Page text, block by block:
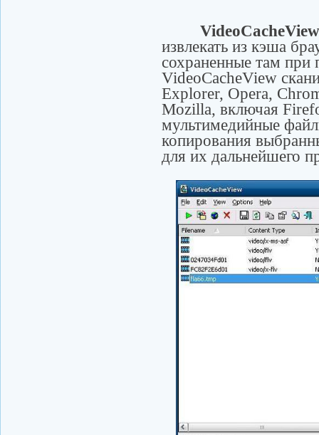
VideoCacheView
извлекать из кэша
сохраненные там при
VideoCacheView
Explorer, Opera,
Mozilla, включая
мультимедийные
копирования
для их дальнейшего